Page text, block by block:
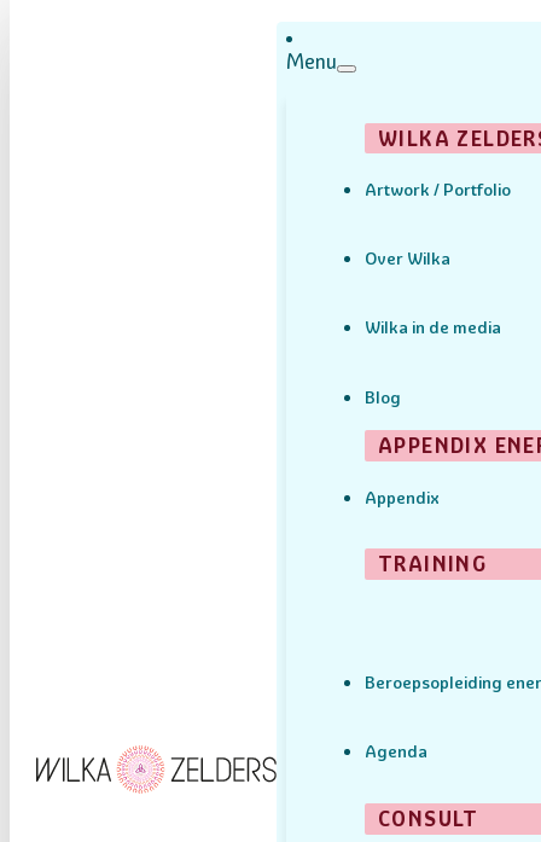
Menu
WILKA
Artwork / Portfolio
Over Wilka
Wilka in de media
Blog
APPENDIX
Appendix
TRAINING
Beroepsopleiding
Agenda
CONSULT